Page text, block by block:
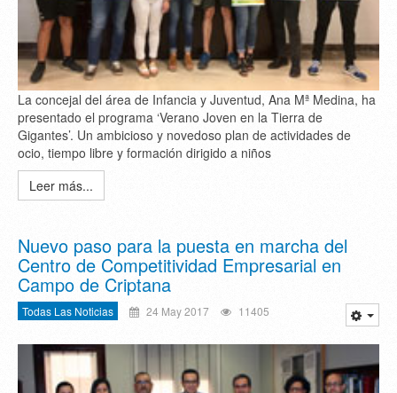
La concejal del área de Infancia y Juventud, Ana Mª Medina, ha
presentado el programa ‘Verano Joven en la Tierra de
Gigantes’. Un ambicioso y novedoso plan de actividades de
ocio, tiempo libre y formación dirigido a niños
Leer más...
Nuevo paso para la puesta en marcha del
Centro de Competitividad Empresarial en
Campo de Criptana
Todas Las Noticias 24 May 2017 11405